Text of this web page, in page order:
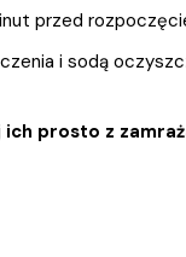
przed
i sodą
ich prosto z